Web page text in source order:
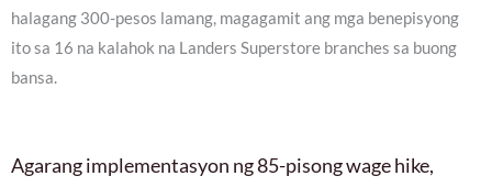
halagang 300-pesos lamang, magagamit ang mga benepisyong
ito sa 16 na kalahok na Landers Superstore branches sa buong
bansa.
Agarang implementasyon ng 85-pisong wage hike,